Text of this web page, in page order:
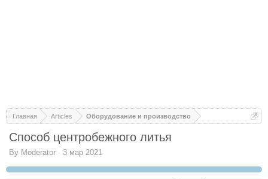
Главная Articles Оборудование и производство
Способ центробежного литья
By Moderator · 3 мар 2021